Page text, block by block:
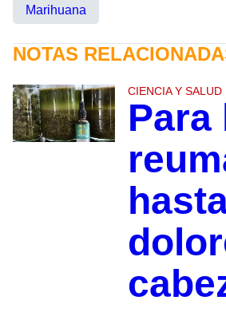
Marihuana
NOTAS
CIENCIA Y SALUD
Para